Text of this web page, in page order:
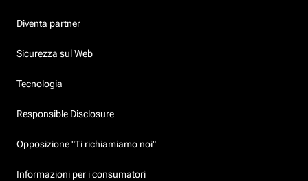
Diventa partner
Sicurezza sul Web
Tecnologia
Responsible Disclosure
Opposizione "Ti richiamiamo noi"
Informazioni per i consumatori